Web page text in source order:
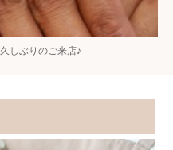
久しぶりのご来店♪